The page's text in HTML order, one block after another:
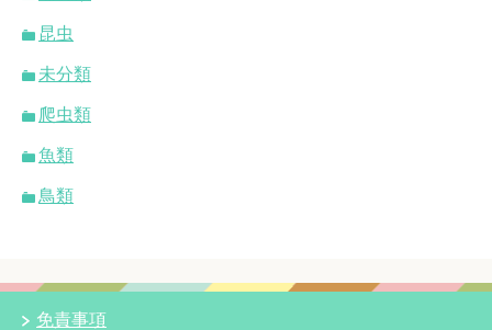
昆虫
未分類
爬虫類
魚類
鳥類
免責事項